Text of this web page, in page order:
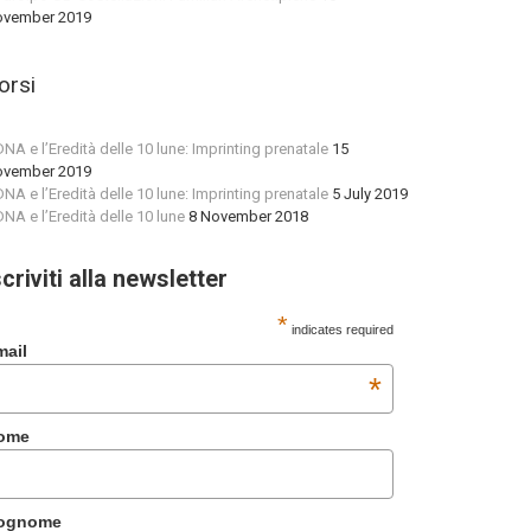
2019
e l’Eredità delle 10 lune: Imprinting prenatale 15
2019
e l’Eredità delle 10 lune: Imprinting prenatale 5 July 2019
e l’Eredità delle 10 lune 8 November 2018
alla newsletter
* indicates required
*